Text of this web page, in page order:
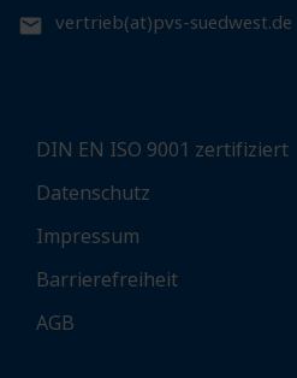
vertrieb(at)pvs-suedwest.de
DIN EN ISO 9001 zertifiziert
Datenschutz
Impressum
Barrierefreiheit
AGB